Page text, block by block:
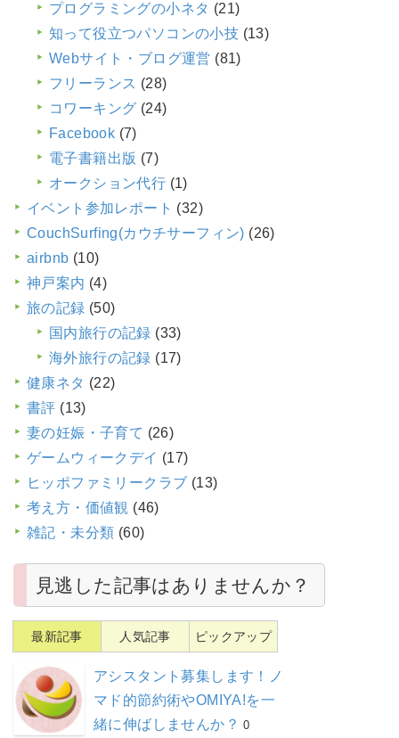
プログラミングの小ネタ (21)
知って役立つパソコンの小技 (13)
Webサイト・ブログ運営 (81)
フリーランス (28)
コワーキング (24)
Facebook (7)
電子書籍出版 (7)
オークション代行 (1)
イベント参加レポート (32)
CouchSurfing(カウチサーフィン) (26)
airbnb (10)
神戸案内 (4)
旅の記録 (50)
国内旅行の記録 (33)
海外旅行の記録 (17)
健康ネタ (22)
書評 (13)
妻の妊娠・子育て (26)
ゲームウィークデイ (17)
ヒッポファミリークラブ (13)
考え方・価値観 (46)
雑記・未分類 (60)
見逃した記事はありませんか？
最新記事 人気記事 ピックアップ
アシスタント募集します！ノ
マド的節約術やOMIYA!を一
緒に伸ばしませんか？ 0